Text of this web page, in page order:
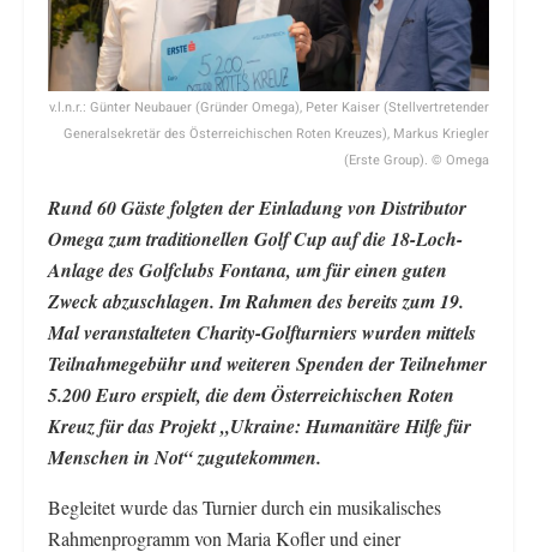
v.l.n.r.: Günter Neubauer (Gründer Omega), Peter Kaiser (Stellvertretender
Generalsekretär des Österreichischen Roten Kreuzes), Markus Kriegler
(Erste Group). © Omega
Rund 60 Gäste folgten der Einladung von Distributor
Omega zum traditionellen Golf Cup auf die 18-Loch-
Anlage des Golfclubs Fontana, um für einen guten
Zweck abzuschlagen. Im Rahmen des bereits zum 19.
Mal veranstalteten Charity-Golfturniers wurden mittels
Teilnahmegebühr und weiteren Spenden der Teilnehmer
5.200 Euro erspielt, die dem Österreichischen Roten
Kreuz für das Projekt „Ukraine: Humanitäre Hilfe für
Menschen in Not“ zugutekommen.
Begleitet wurde das Turnier durch ein musikalisches
Rahmenprogramm von Maria Kofler und einer